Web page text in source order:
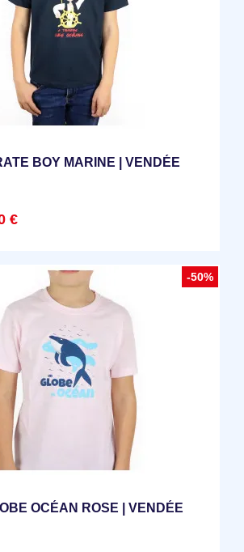
BOY MARINE | VENDÉE
€
-50%
OCÉAN ROSE | VENDÉE